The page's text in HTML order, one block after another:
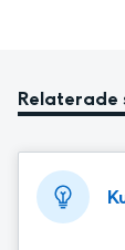
Relaterade